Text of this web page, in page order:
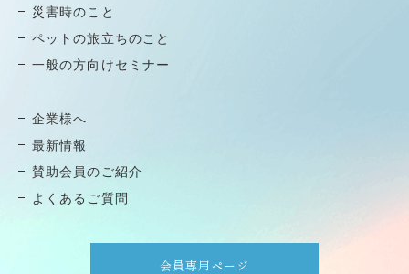
災害時のこと
ペットの旅⽴ちのこと
⼀般の⽅向けセミナー
企業様へ
最新情報
賛助会員のご紹介
よくあるご質問
会員専用ページ